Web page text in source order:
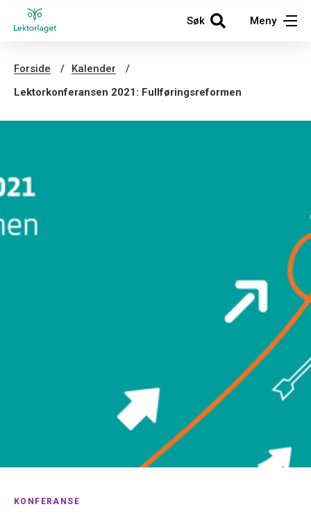
Søk Meny
Forside
Kalender
Lektorkonferansen 2021: Fullføringsreformen
KONFERANSE